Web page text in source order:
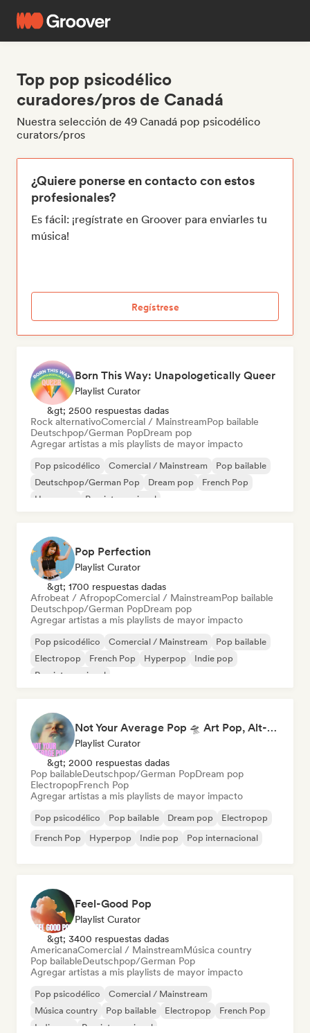
Top pop psicodélico
curadores/pros de Canadá
Nuestra selección de 49 Canadá pop psicodélico
curators/pros
¿Quiere ponerse en contacto con estos
profesionales?
Es fácil: ¡regístrate en Groover para enviarles tu
música!
Regístrese
Born This Way: Unapologetically Queer
Playlist Curator
&gt; 2500 respuestas dadas
Rock alternativoComercial / MainstreamPop bailable
Deutschpop/German PopDream pop
Agregar artistas a mis playlists de mayor impacto
Pop psicodélico Comercial / Mainstream
Pop bailable
Deutschpop/German Pop
Dream pop
French Pop
Hyperpop
Pop internacional
Pop Perfection
Playlist Curator
&gt; 1700 respuestas dadas
Afrobeat / AfropopComercial / MainstreamPop bailable
Deutschpop/German PopDream pop
Agregar artistas a mis playlists de mayor impacto
Pop psicodélico Comercial / Mainstream
Pop bailable
Electropop
French Pop Hyperpop
Indie pop
Pop internacional
Not Your Average Pop 🛸 Art Pop, Alt-Pop & Indie Pop
Playlist Curator
&gt; 2000 respuestas dadas
Pop bailableDeutschpop/German PopDream pop
ElectropopFrench Pop
Agregar artistas a mis playlists de mayor impacto
Pop psicodélico Pop bailable Dream pop
Electropop
French Pop
Hyperpop Indie pop Pop internacional
Feel-Good Pop
Playlist Curator
&gt; 3400 respuestas dadas
AmericanaComercial / MainstreamMúsica country
Pop bailableDeutschpop/German Pop
Agregar artistas a mis playlists de mayor impacto
Pop psicodélico
Comercial / Mainstream
Música country
Pop bailable Electropop
French Pop
Indie pop
Pop internacional